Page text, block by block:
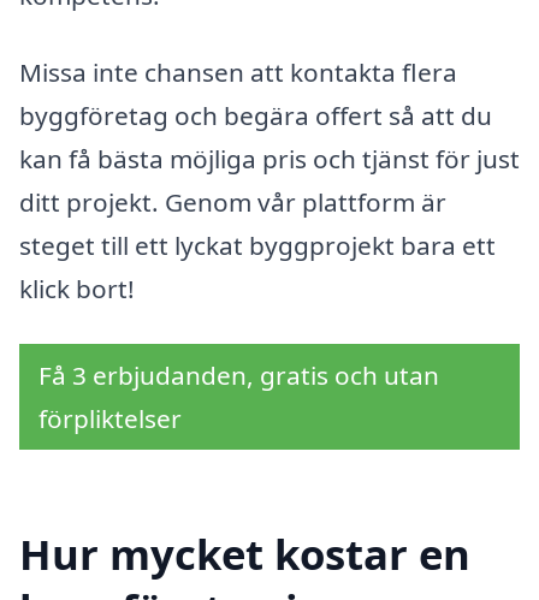
Missa inte chansen att kontakta flera
byggföretag och begära offert så att du
kan få bästa möjliga pris och tjänst för just
ditt projekt. Genom vår plattform är
steget till ett lyckat byggprojekt bara ett
klick bort!
Få 3 erbjudanden, gratis och utan
förpliktelser
Hur mycket kostar en